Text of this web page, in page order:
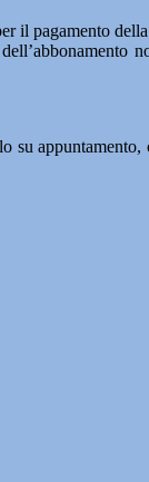
il pagamento della
su